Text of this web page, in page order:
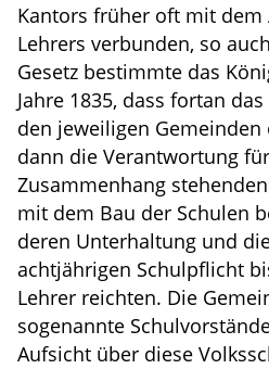
Kantors früher oft mit
Lehrers verbunden, so
Gesetz bestimmte das
Jahre 1835, dass fortan
den jeweiligen Gemeinden
dann die Verantwortung
Zusammenhang
mit dem Bau der Schulen
deren Unterhaltung und
achtjährigen Schulpflicht
Lehrer reichten. Die
sogenannte
Aufsicht über diese